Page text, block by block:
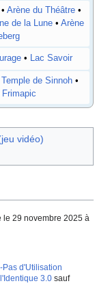
Arène du Théâtre•
de la Lune• Arène
• Lac Savoir
Temple de Sinnoh •
Frimapic
vidéo)
le 29 novembre 2025 à
Pas d'Utilisation
3.0 sauf